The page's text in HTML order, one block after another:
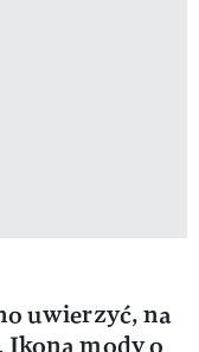
uwierzyć, na
Ikona mody o